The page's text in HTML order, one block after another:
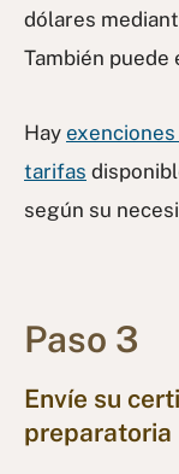
dólares
También puede
Hay exenciones
tarifas
según su
Paso 3
Envíe su
preparatoria